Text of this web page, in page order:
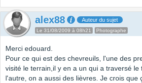
alex88 Auteur du sujet
Le 31/08/2009 à 08h21 Photographe
Merci edouard.
Pour ce qui est des chevreuils, l'une des
visité le terrain,il y en a un qui a traversé
l'autre, on a aussi des lièvres. Je crois que